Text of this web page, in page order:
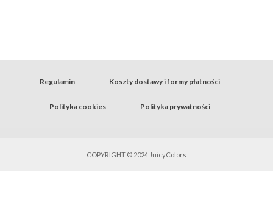
Regulamin Koszty dostawy i formy płatności
Polityka cookies Polityka prywatności
COPYRIGHT © 2024 JuicyColors